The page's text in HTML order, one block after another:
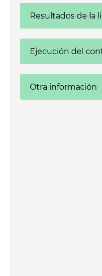
Resultados de la
Ejecución del
Otra información